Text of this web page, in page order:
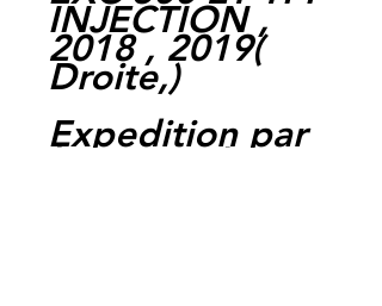
INJECTION ,
2018 , 2019(
Droite,)
Expedition par
la poste chaque